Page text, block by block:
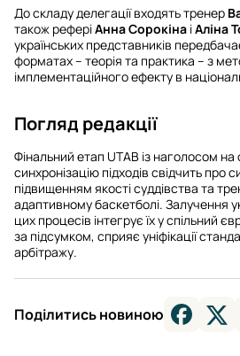
До складу делегації входять тренер
також реферіАнна Сорокіна іАліна
українських представників
форматах – теорія та практика – з
імплементаційного ефекту в
Погляд редакції
Фінальний етап UTAB із наголосом на
синхронізацію підходів свідчить про
підвищенням якості суддівства та
адаптивному баскетболі. Залучення
цих процесів інтегрує їх у спільний
за підсумком, сприяє уніфікації
арбітражу.
Поділитись новиною